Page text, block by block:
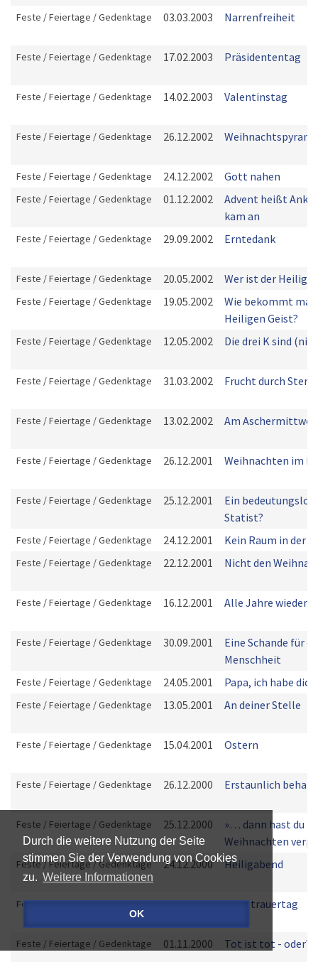
Durch die weitere Nutzung der Seite
stimmen Sie der Verwendung von Cookies
zu. Weitere Informationen
OK
Feste / Feiertage / Gedenktage 03.03.2003 Narrenfreiheit
Feste / Feiertage / Gedenktage 17.02.2003 Präsidententag
Feste / Feiertage / Gedenktage 14.02.2003 Valentinstag
Feste / Feiertage / Gedenktage 26.12.2002
Feste / Feiertage / Gedenktage 24.12.2002 Gott nahen
Feste / Feiertage / Gedenktage 01.12.2002
Advent heißt
kam an
Feste / Feiertage / Gedenktage 29.09.2002 Erntedank
Feste / Feiertage / Gedenktage 20.05.2002 Wer ist der Heilige
Feste / Feiertage / Gedenktage 19.05.2002
Wie bekommt
Heiligen Geist?
Feste / Feiertage / Gedenktage 12.05.2002 Die drei K sind
Feste / Feiertage / Gedenktage 31.03.2002 Frucht durch
Feste / Feiertage / Gedenktage 13.02.2002 Am
Feste / Feiertage / Gedenktage 26.12.2001 Weihnachten im
Feste / Feiertage / Gedenktage 25.12.2001
Ein
Statist?
Feste / Feiertage / Gedenktage 24.12.2001 Kein Raum in der
Feste / Feiertage / Gedenktage 22.12.2001 Nicht den
Feste / Feiertage / Gedenktage 16.12.2001 Alle Jahre wieder?
Feste / Feiertage / Gedenktage 30.09.2001
Eine Schande für
Menschheit
Feste / Feiertage / Gedenktage 24.05.2001 Papa, ich habe
Feste / Feiertage / Gedenktage 13.05.2001 An deiner Stelle
Feste / Feiertage / Gedenktage 15.04.2001 Ostern
Feste / Feiertage / Gedenktage 26.12.2000 Erstaunlich
Feste / Feiertage / Gedenktage 25.12.2000
»… dann hast du
Weihnachten
Feste / Feiertage / Gedenktage 24.12.2000 Heiligabend
Feste / Feiertage / Gedenktage 19.11.2000 Volkstrauertag
Feste / Feiertage / Gedenktage 01.11.2000 Tot ist tot - oder?